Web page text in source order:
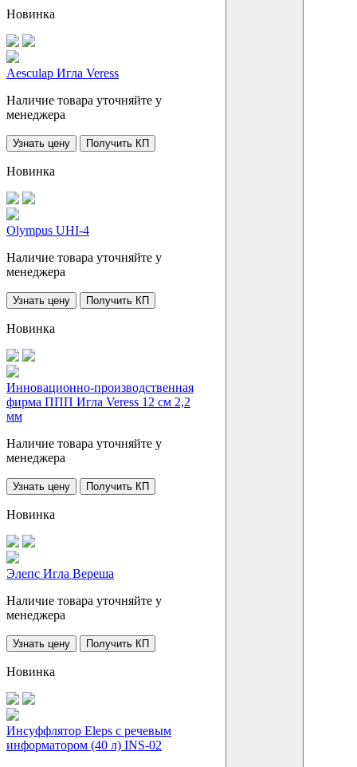
Новинка
Aesculap Игла Veress
Наличие товара уточняйте у
менеджера
Узнать цену Получить КП
Новинка
Olympus UHI-4
Наличие товара уточняйте у
менеджера
Узнать цену Получить КП
Новинка
Инновационно-производственная
фирма ППП Игла Veress 12 см 2,2
мм
Наличие товара уточняйте у
менеджера
Узнать цену Получить КП
Новинка
Элепс Игла Вереша
Наличие товара уточняйте у
менеджера
Узнать цену Получить КП
Новинка
Инсуффлятор Eleps с речевым
информатором (40 л) INS-02